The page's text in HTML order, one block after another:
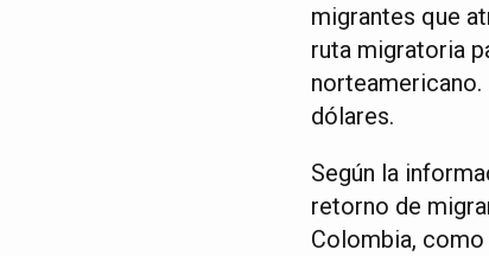
migrantes que
ruta migratoria
dólares.
Según la
retorno de
Colombia,